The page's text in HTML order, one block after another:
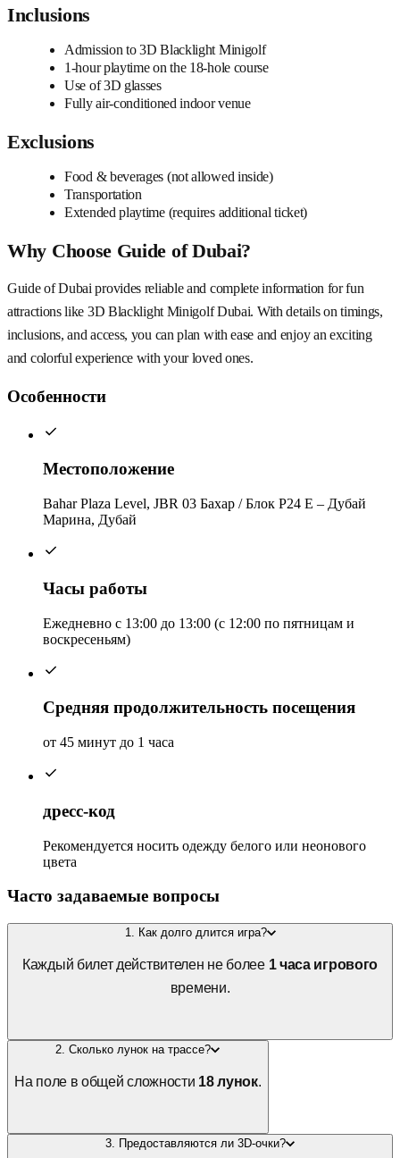
Inclusions
Admission to 3D Blacklight Minigolf
1-hour playtime on the 18-hole course
Use of 3D glasses
Fully air-conditioned indoor venue
Exclusions
Food & beverages (not allowed inside)
Transportation
Extended playtime (requires additional ticket)
Why Choose Guide of Dubai?
Guide of Dubai provides reliable and complete information for fun
attractions like 3D Blacklight Minigolf Dubai. With details on timings,
inclusions, and access, you can plan with ease and enjoy an exciting
and colorful experience with your loved ones.
Особенности
Местоположение
Bahar Plaza Level, JBR 03 Бахар / Блок P24 E – Дубай
Марина, Дубай
Часы работы
Ежедневно с 13:00 до 13:00 (с 12:00 по пятницам и
воскресеньям)
Средняя продолжительность посещения
от 45 минут до 1 часа
дресс-код
Рекомендуется носить одежду белого или неонового
цвета
Часто задаваемые вопросы
1. Как долго длится игра?
Каждый билет действителен не более 1 часа игрового
времени.
2. Сколько лунок на трассе?
На поле в общей сложности 18 лунок.
3. Предоставляются ли 3D-очки?